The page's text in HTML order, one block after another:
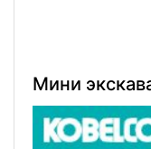
Мини